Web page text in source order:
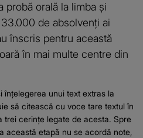
probă orală la limba și
de absolvenți ai
înscris pentru această
în mai multe centre din
înțelegerea unui text extras la
să citească cu voce tare textul în
trei cerințe legate de acesta. Spre
această etapă nu se acordă note,